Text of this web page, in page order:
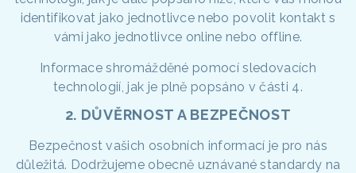
identifikovat jako jednotlivce nebo povolit kontakt s
vámi jako jednotlivce online nebo offline.
Informace shromážděné pomocí sledovacích
technologií, jak je plně popsáno v části 4.
2. DŮVĚRNOST A BEZPEČNOST
Bezpečnost vašich osobních informací je pro nás
důležitá. Dodržujeme obecně uznávané standardy na